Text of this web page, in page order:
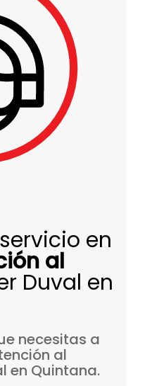
en
al
Duval en
necesitas a
al
en Quintana.